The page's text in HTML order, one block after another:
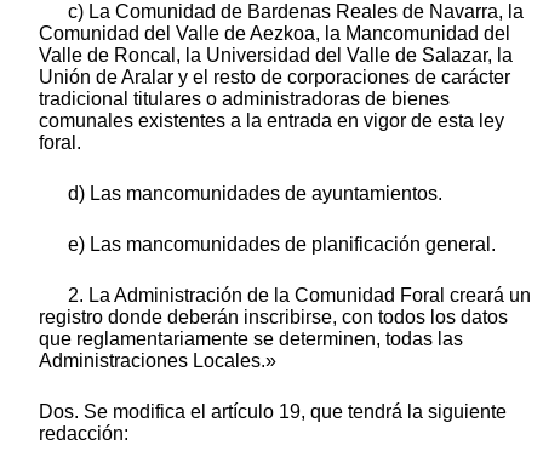
c) La Comunidad de Bardenas Reales de Navarra, la
Comunidad del Valle de Aezkoa, la Mancomunidad del
Valle de Roncal, la Universidad del Valle de Salazar, la
Unión de Aralar y el resto de corporaciones de carácter
tradicional titulares o administradoras de bienes
comunales existentes a la entrada en vigor de esta ley
foral.
d) Las mancomunidades de ayuntamientos.
e) Las mancomunidades de planificación general.
2. La Administración de la Comunidad Foral creará un
registro donde deberán inscribirse, con todos los datos
que reglamentariamente se determinen, todas las
Administraciones Locales.»
Dos. Se modifica el artículo 19, que tendrá la siguiente
redacción: